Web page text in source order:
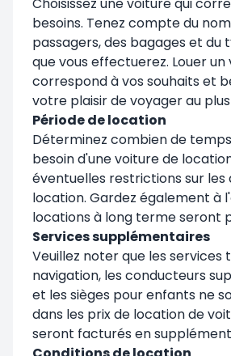
besoins. Tenez compte du
passagers, des bagages et du
que vous effectuerez. Louer un
correspond à vos souhaits et
votre plaisir de voyager au
Période de location
Déterminez combien de
besoin d'une voiture de
éventuelles restrictions sur les
location. Gardez également à
locations à long terme seront
Services supplémentaires
Veuillez noter que les services
navigation, les conducteurs
et les sièges pour enfants ne
dans les prix de location de
seront facturés en